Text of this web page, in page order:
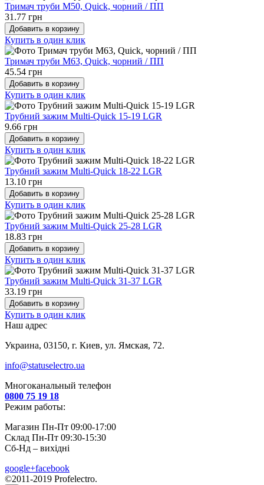
Тримач труби М50, Quick, чорний / ПП
31.77 грн
Добавить в корзину
Купить в один клик
Тримач труби М63, Quick, чорний / ПП
45.54 грн
Добавить в корзину
Купить в один клик
Трубний зажим Multi-Quick 15-19 LGR
9.66 грн
Добавить в корзину
Купить в один клик
Трубний зажим Multi-Quick 18-22 LGR
13.10 грн
Добавить в корзину
Купить в один клик
Трубний зажим Multi-Quick 25-28 LGR
18.83 грн
Добавить в корзину
Купить в один клик
Трубний зажим Multi-Quick 31-37 LGR
33.19 грн
Добавить в корзину
Купить в один клик
Наш адрес
Украина, 03150, г. Киев, ул. Ямская, 72.
info@statuselectro.ua
Многоканальный телефон
0800 75 19 18
Режим работы:
Магазин Пн-Пт 09:00-17:00
Склад Пн-Пт 09:30-15:30
Сб-Нд – вихідні
google+facebook
©2011-2019 Profelectro.